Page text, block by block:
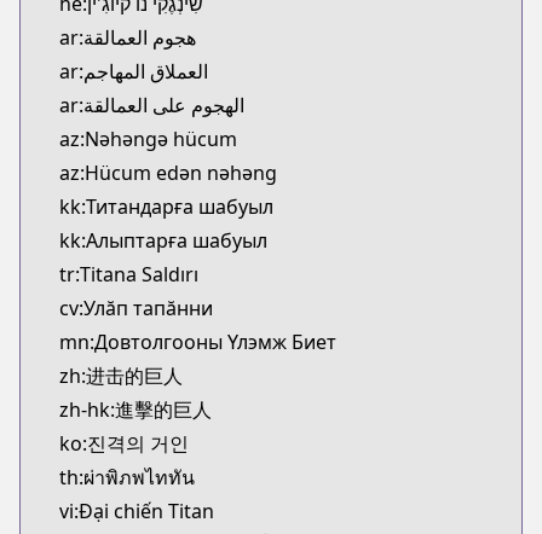
ar:هجوم العمالقة
ar:العملاق المهاجم
ar:الهجوم على العمالقة
az:Nəhəngə hücum
az:Hücum edən nəhəng
kk:Титандарға шабуыл
kk:Алыптарға шабуыл
tr:Titana Saldırı
cv:Улăп тапăнни
mn:Довтолгооны Үлэмж Биет
zh:进击的巨人
zh-hk:進擊的巨人
ko:진격의 거인
th:ผ่าพิภพไททัน
vi:Đại chiến Titan